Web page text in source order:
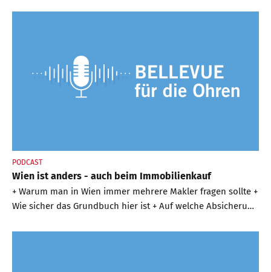
PODCAST
Wien ist anders - auch beim Immobilienkauf
+ Warum man in Wien immer mehrere Makler fragen sollte +
Wie sicher das Grundbuch hier ist + Auf welche Absicherung
für welchen Käufertyp + Mit welchen Preisen zu rechnen ist